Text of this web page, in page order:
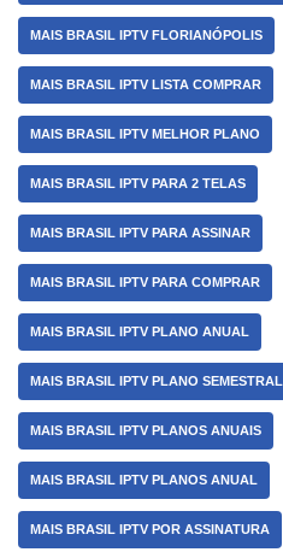
MAIS BRASIL IPTV FLORIANÓPOLIS
MAIS BRASIL IPTV LISTA COMPRAR
MAIS BRASIL IPTV MELHOR PLANO
MAIS BRASIL IPTV PARA 2 TELAS
MAIS BRASIL IPTV PARA ASSINAR
MAIS BRASIL IPTV PARA COMPRAR
MAIS BRASIL IPTV PLANO ANUAL
MAIS BRASIL IPTV PLANO SEMESTRAL
MAIS BRASIL IPTV PLANOS ANUAIS
MAIS BRASIL IPTV PLANOS ANUAL
MAIS BRASIL IPTV POR ASSINATURA